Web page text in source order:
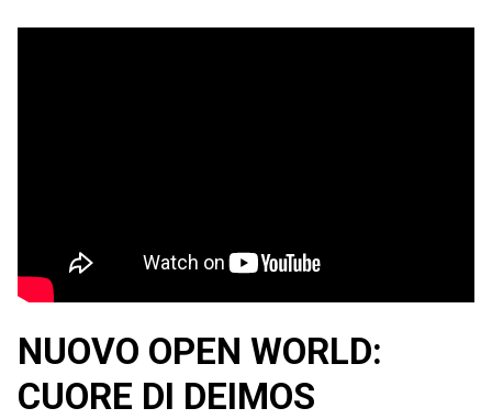
NUOVO OPEN WORLD:
CUORE DI DEIMOS